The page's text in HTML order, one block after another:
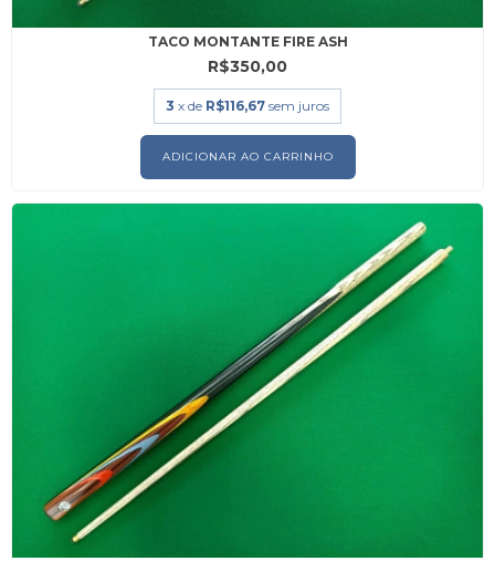
TACO MONTANTE FIRE ASH
R$350,00
3 x de R$116,67 sem juros